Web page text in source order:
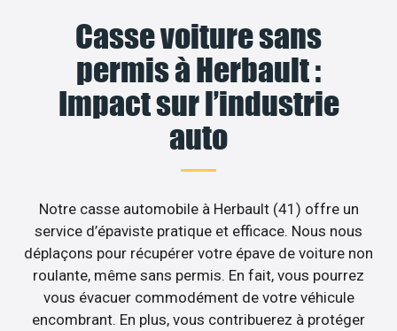
Casse voiture sans
permis à Herbault :
Impact sur l’industrie
auto
Notre casse automobile à Herbault (41) offre un
service d’épaviste pratique et efficace. Nous nous
déplaçons pour récupérer votre épave de voiture non
roulante, même sans permis. En fait, vous pourrez
vous évacuer commodément de votre véhicule
encombrant. En plus, vous contribuerez à protéger